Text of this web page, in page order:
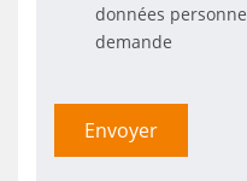
données
demande
Envoyer